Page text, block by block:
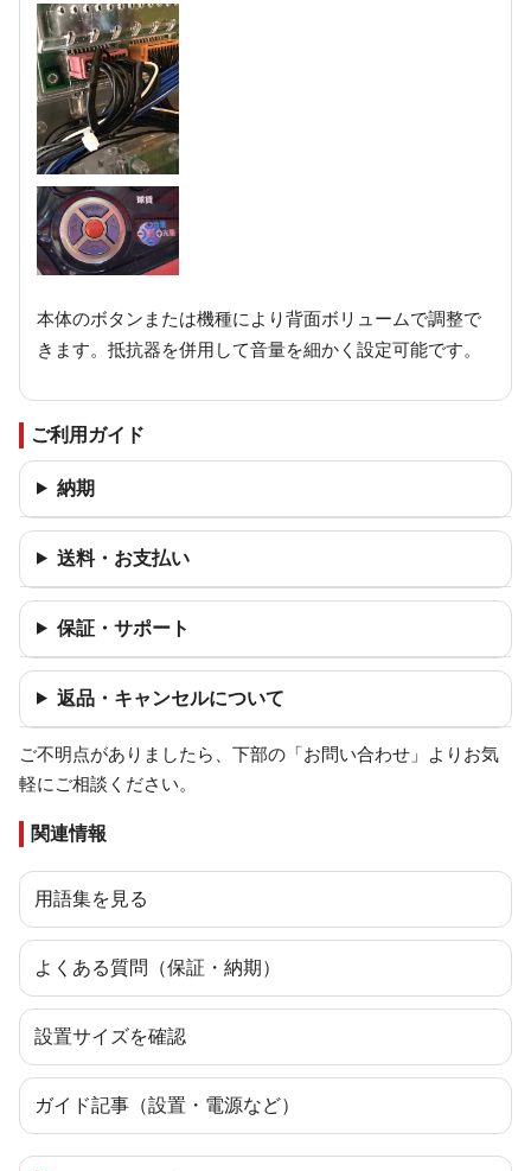
本体のボタンまたは機種により背面ボリュームで調整で
きます。抵抗器を併用して音量を細かく設定可能です。
ご利用ガイド
納期
送料・お支払い
保証・サポート
返品・キャンセルについて
ご不明点がありましたら、下部の「お問い合わせ」よりお気
軽にご相談ください。
関連情報
用語集を見る
よくある質問（保証・納期）
設置サイズを確認
ガイド記事（設置・電源など）